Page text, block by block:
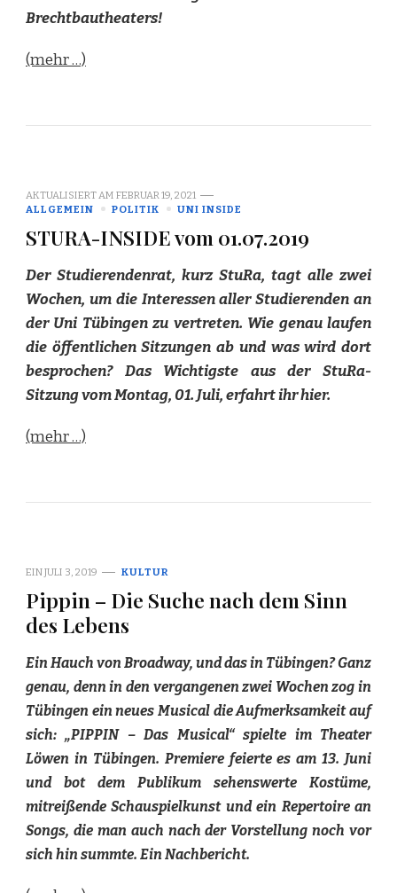
Brechtbautheaters!
(mehr …)
AKTUALISIERT AM FEBRUAR 19, 2021
ALLGEMEIN
POLITIK UNI INSIDE
STURA-INSIDE vom 01.07.2019
Der Studierendenrat, kurz StuRa, tagt alle zwei
Wochen, um die Interessen aller Studierenden an
der Uni Tübingen zu vertreten. Wie genau laufen
die öffentlichen Sitzungen ab und was wird dort
besprochen? Das Wichtigste aus der StuRa-
Sitzung vom Montag, 01. Juli, erfahrt ihr hier.
(mehr …)
EINJULI 3, 2019 KULTUR
Pippin – Die Suche nach dem Sinn
des Lebens
Ein Hauch von Broadway, und das in Tübingen? Ganz
genau, denn in den vergangenenzwei Wochen zog in
Tübingen ein neues Musical die Aufmerksamkeit auf
sich: „PIPPIN – Das Musical“ spielte im Theater
Löwen in Tübingen. Premiere feierte es am 13. Juni
und bot dem Publikum sehenswerte Kostüme,
mitreißende Schauspielkunst und ein Repertoire an
Songs, die man auch nach der Vorstellung noch vor
sich hin summte. Ein Nachbericht.